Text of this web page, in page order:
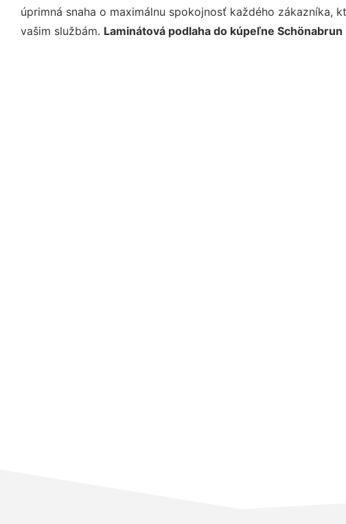
úprimná snaha o maximálnu spokojnosť každého zákazníka,
vašim službám. Laminátová podlaha do kúpeľne Schönabrun